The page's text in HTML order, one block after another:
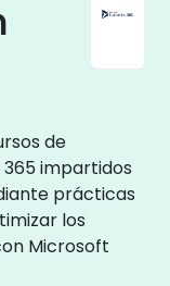
de
impartidos
prácticas
los
Microsoft